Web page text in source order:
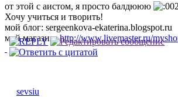
от этой с аистом, я просто балдююю
Хочу учиться и творить!
мой блог: sergeenkova-ekaterina.blogspot.ru
мой магазин:http://www.livemaster.ru/
sevsiu